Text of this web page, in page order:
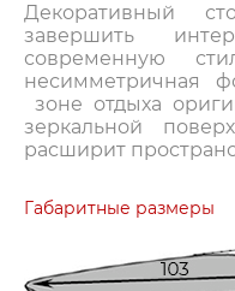
Декоративный
завершить
современную
несимметричная
зоне отдыха
зеркальной
расширит
Габаритные размеры